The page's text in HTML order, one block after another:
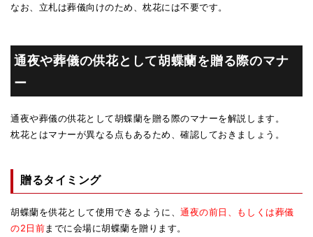
なお、立札は葬儀向けのため、枕花には不要です。
通夜や葬儀の供花として胡蝶蘭を贈る際のマナ
ー
通夜や葬儀の供花として胡蝶蘭を贈る際のマナーを解説します。
枕花とはマナーが異なる点もあるため、確認しておきましょう。
贈るタイミング
胡蝶蘭を供花として使用できるように、通夜の前日、もしくは葬儀
の2日前までに会場に胡蝶蘭を贈ります。